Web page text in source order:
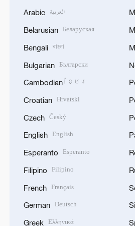
Arabic العربية
Belarusian Беларуская
Bengali বাংলা
Bulgarian Български
Cambodian ខ្មែរ
Croatian Hrvatski
Czech Český
English English
Esperanto Esperanto
Filipino Filipino
French Français
German Deutsch
Greek Ελληνικά